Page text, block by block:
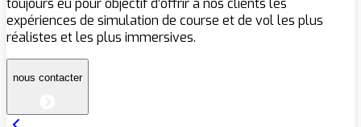
toujours eu pour objectif d’offrir à nos clients les
expériences de simulation de course et de vol les plus
réalistes et les plus immersives.
nous contacter